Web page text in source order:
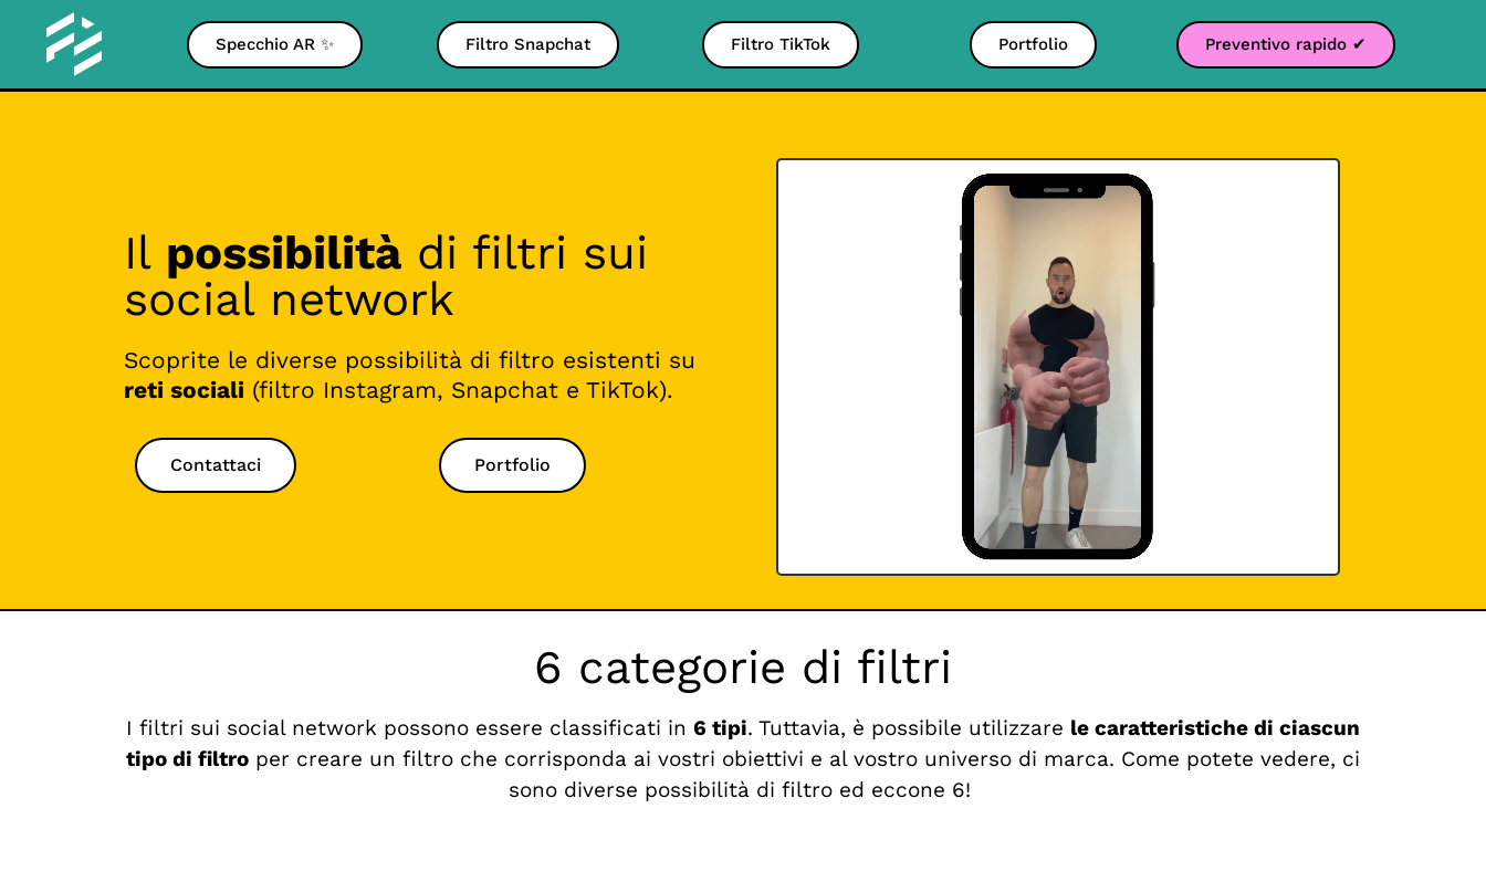
Specchio AR ✨ Filtro Snapchat Filtro TikTok Portfolio Preventivo rapido ✔
Il possibilità di filtri sui
social network
Scoprite le diverse possibilità di filtro esistenti su
reti sociali (filtro Instagram, Snapchat e TikTok).
Contattaci Portfolio
6 categorie di filtri
I filtri sui social network possono essere classificati in 6 tipi. Tuttavia, è possibile utilizzare le caratteristiche di ciascun
tipo di filtro per creare un filtro che corrisponda ai vostri obiettivi e al vostro universo di marca. Come potete vedere, ci
sono diverse possibilità di filtro ed eccone 6!